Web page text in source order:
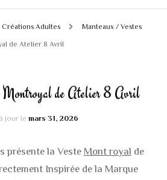
Créations Adultes Manteaux / Vestes
de Atelier 8 Avril
Montroyal de Atelier 8 Avril
jour le mars 31, 2026
présente la Veste Mont royal de
Inspirée de la Marque